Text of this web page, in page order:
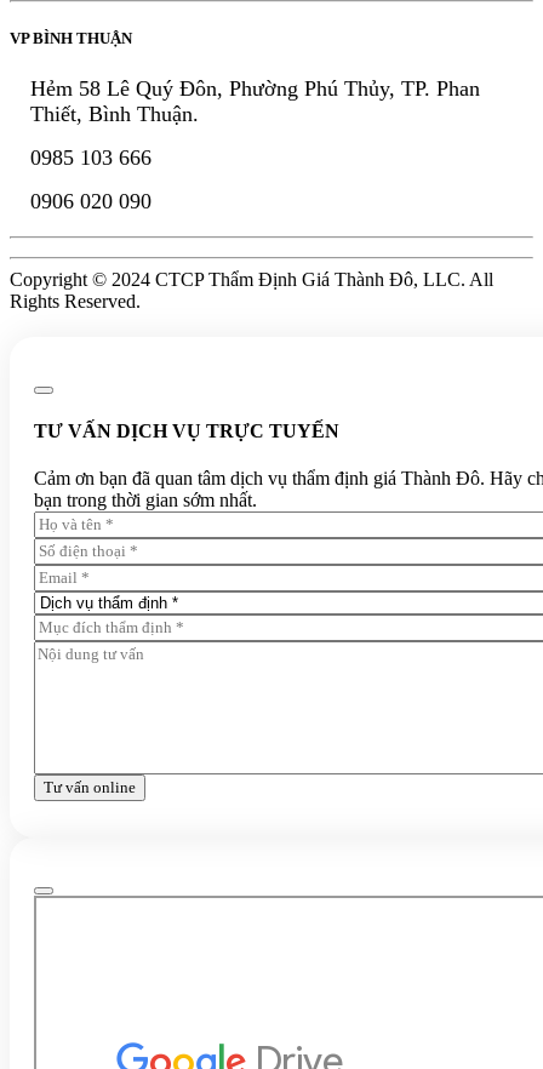
VP BÌNH THUẬN
Hẻm 58 Lê Quý Đôn, Phường Phú Thủy, TP. Phan
Thiết, Bình Thuận.
0985 103 666
0906 020 090
Copyright © 2024 CTCP Thẩm Định Giá Thành Đô, LLC. All
Rights Reserved.
TƯ VẤN DỊCH VỤ TRỰC TUYẾN
Cảm ơn bạn đã quan tâm dịch vụ thẩm định giá Thành Đô. Hãy
bạn trong thời gian sớm nhất.
Tư vấn online